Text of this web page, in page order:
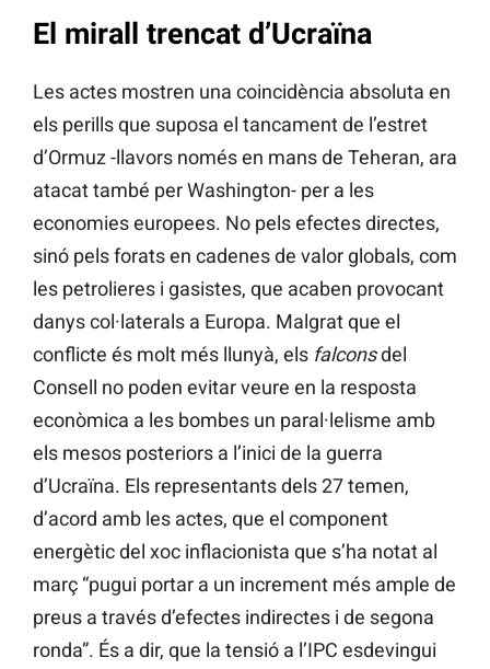
El mirall trencat d’Ucraïna
Les actes mostren una coincidència absoluta en
els perills que suposa el tancament de l’estret
d’Ormuz -llavors només en mans de Teheran, ara
atacat també per Washington- per a les
economies europees. No pels efectes directes,
sinó pels forats en cadenes de valor globals, com
les petrolieres i gasistes, que acaben provocant
danys col·laterals a Europa. Malgrat que el
conflicte és molt més llunyà, els falconsdel
Consell no poden evitar veure en la resposta
econòmica a les bombes un paral·lelisme amb
els mesos posteriors a l’inici de la guerra
d’Ucraïna. Els representants dels 27 temen,
d’acord amb les actes, que el component
energètic del xoc inflacionista que s’ha notat al
març “pugui portar a un increment més ample de
preus a través d’efectes indirectes i de segona
ronda”. És a dir, que la tensió a l’IPC esdevingui